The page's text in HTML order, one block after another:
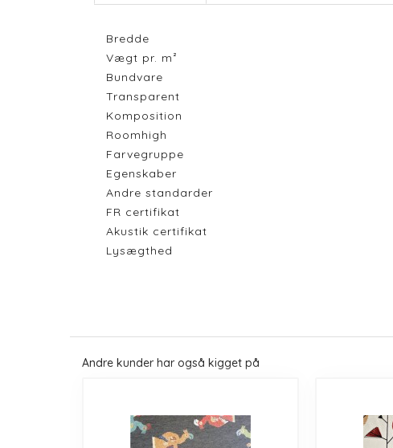
Bredde
Vægt pr. m²
Bundvare
Transparent
Komposition
Roomhigh
Farvegruppe
Egenskaber
Andre standarder
FR certifikat
Akustik certifikat
Lysægthed
Andre kunder har også kigget på